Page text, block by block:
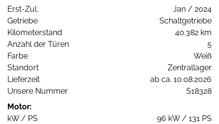
Erst-Zul.
Jan / 2024
Getriebe
Schaltgetriebe
Kilometerstand
40.382 km
Anzahl der Türen
5
Farbe
Weiß
Standort
Zentrallager
Lieferzeit
ab ca. 10.08.2026
Unsere Nummer
S18328
Motor:
kW / PS
96 kW / 131 PS